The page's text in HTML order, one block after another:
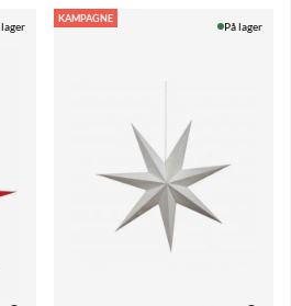
lager
KAMPAGNE
På lager